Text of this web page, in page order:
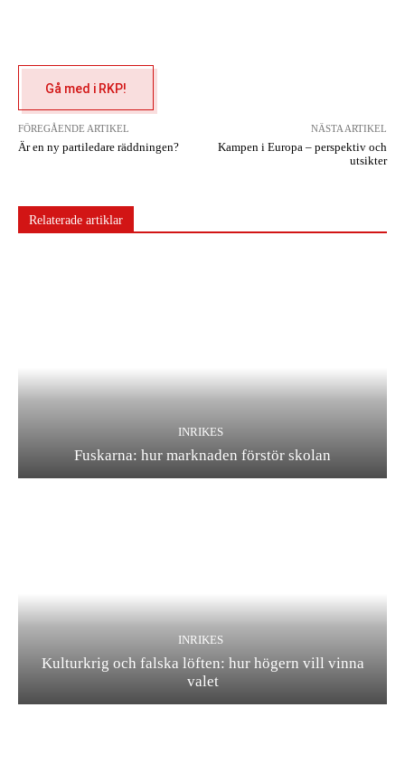
Gå med i RKP!
FÖREGÅENDE ARTIKEL
Är en ny partiledare räddningen?
NÄSTA ARTIKEL
Kampen i Europa – perspektiv och
utsikter
Relaterade artiklar
INRIKES
Fuskarna: hur marknaden förstör skolan
INRIKES
Kulturkrig och falska löften: hur högern vill vinna
valet